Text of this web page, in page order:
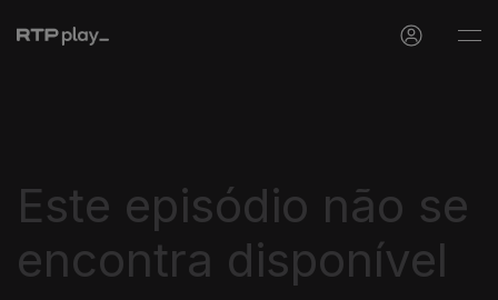
Este episódio não se
encontra disponível